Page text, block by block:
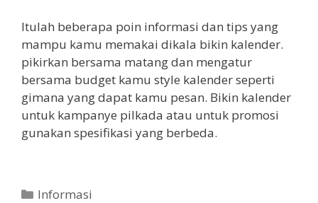
Itulah beberapa poin informasi dan tips yang
mampu kamu memakai dikala bikin kalender.
pikirkan bersama matang dan mengatur
bersama budget kamu style kalender seperti
gimana yang dapat kamu pesan. Bikin kalender
untuk kampanye pilkada atau untuk promosi
gunakan spesifikasi yang berbeda.
Categories
Informasi